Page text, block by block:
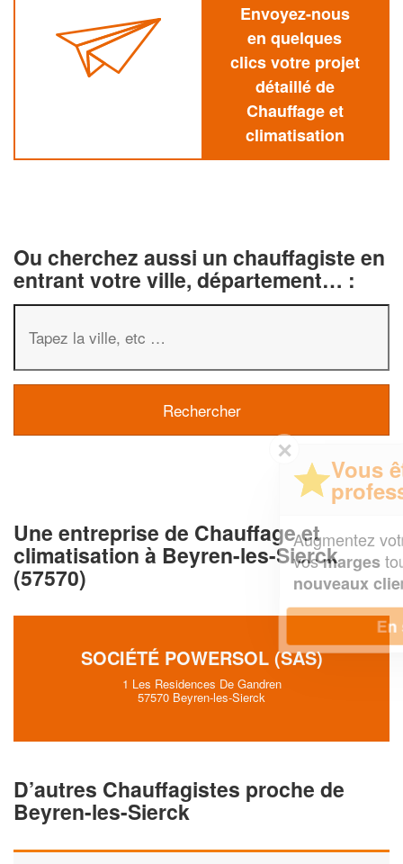
Envoyez-nous
en quelques
clics votre projet
détaillé de
Chauffage et
climatisation
Ou cherchez aussi un chauffagiste en
entrant votre ville, département… :
Une entreprise de Chauffage et
climatisation à Beyren-les-Sierck
(57570)
SOCIÉTÉ POWERSOL (SAS)
1 Les Residences De Gandren
57570 Beyren-les-Sierck
D’autres Chauffagistes proche de
Beyren-les-Sierck
professionnel ?
Augmentez votrechiffre d'affaireset
vos margestout en gagnant de